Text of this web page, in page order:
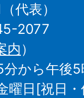
代表）
2077
内）
分から午後
曜日[祝日